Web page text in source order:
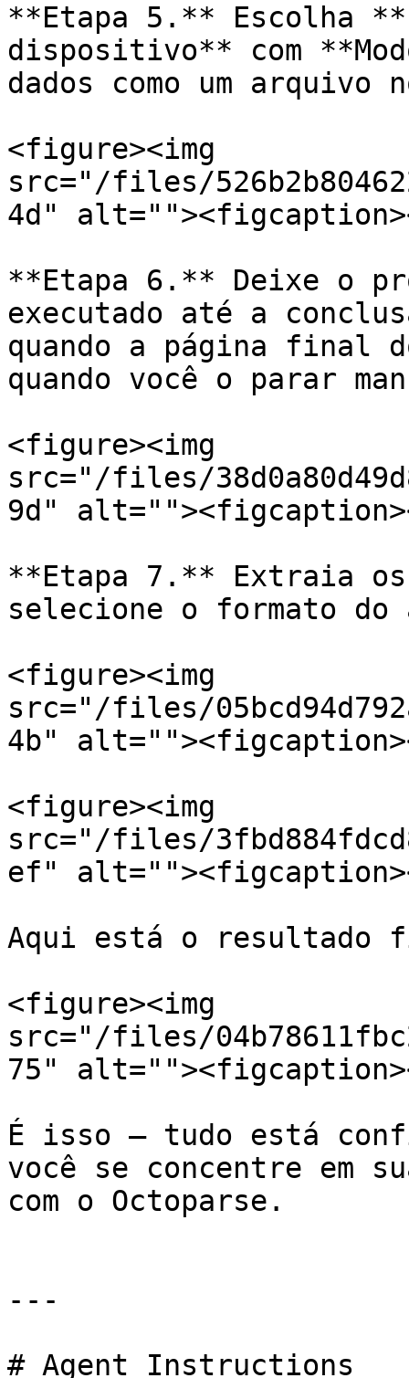
**Etapa 5.** Escolha
dispositivo** com
dados como um arquivo
<figure><img
src="/files/
4d"
**Etapa 6.** Deixe o
executado até a
quando a página final
quando você o parar
<figure><img
src="/files/
9d"
**Etapa 7.** Extraia os
selecione o formato do
<figure><img
src="/files/
4b"
<figure><img
src="/files/
ef"
Aqui está o resultado
<figure><img
src="/files/
75"
É isso – tudo está
você se concentre em
com o Octoparse.
---
# Agent Instructions